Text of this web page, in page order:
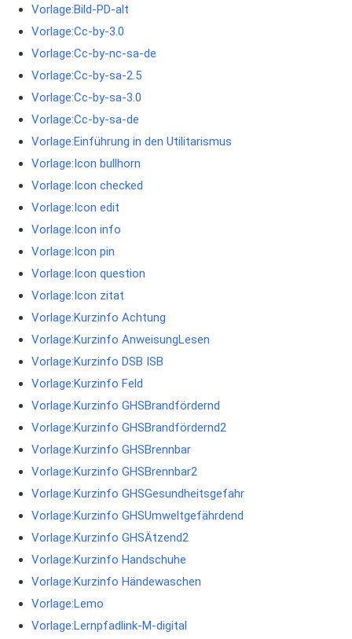
Vorlage:Bild-PD-alt
Vorlage:Cc-by-3.0
Vorlage:Cc-by-nc-sa-de
Vorlage:Cc-by-sa-2.5
Vorlage:Cc-by-sa-3.0
Vorlage:Cc-by-sa-de
Vorlage:Einführung in den Utilitarismus
Vorlage:Icon bullhorn
Vorlage:Icon checked
Vorlage:Icon edit
Vorlage:Icon info
Vorlage:Icon pin
Vorlage:Icon question
Vorlage:Icon zitat
Vorlage:Kurzinfo Achtung
Vorlage:Kurzinfo AnweisungLesen
Vorlage:Kurzinfo DSB ISB
Vorlage:Kurzinfo Feld
Vorlage:Kurzinfo GHSBrandfördernd
Vorlage:Kurzinfo GHSBrandfördernd2
Vorlage:Kurzinfo GHSBrennbar
Vorlage:Kurzinfo GHSBrennbar2
Vorlage:Kurzinfo GHSGesundheitsgefahr
Vorlage:Kurzinfo GHSUmweltgefährdend
Vorlage:Kurzinfo GHSÄtzend2
Vorlage:Kurzinfo Handschuhe
Vorlage:Kurzinfo Händewaschen
Vorlage:Lemo
Vorlage:Lernpfadlink-M-digital